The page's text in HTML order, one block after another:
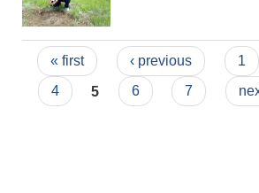
Pages
« first ‹ previous 1
4
5 6 7